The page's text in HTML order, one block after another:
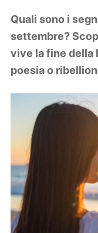
Viaggi
Quali sono i
settembre?
vive la fine della
poesia o